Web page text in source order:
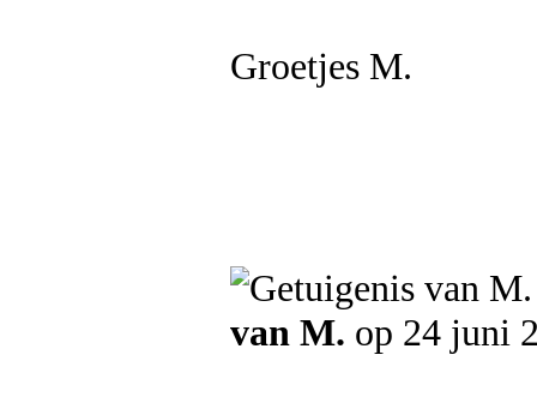
Groetjes M.
van M. op 24 juni